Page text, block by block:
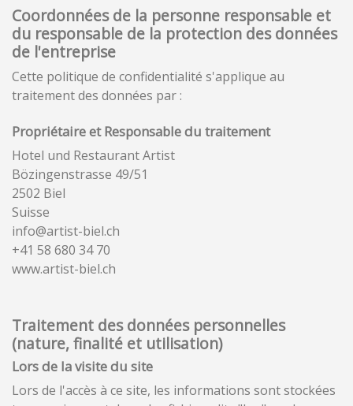
Coordonnées de la personne responsable et
du responsable de la protection des données
de l'entreprise
Cette politique de confidentialité s'applique au
traitement des données par :
Propriétaire et Responsable du traitement
Hotel und Restaurant Artist
Bözingenstrasse 49/51
2502 Biel
Suisse
info@artist-biel.ch
+41 58 680 34 70
www.artist-biel.ch
Traitement des données personnelles
(nature, finalité et utilisation)
Lors de la visite du site
Lors de l'accès à ce site, les informations sont stockées